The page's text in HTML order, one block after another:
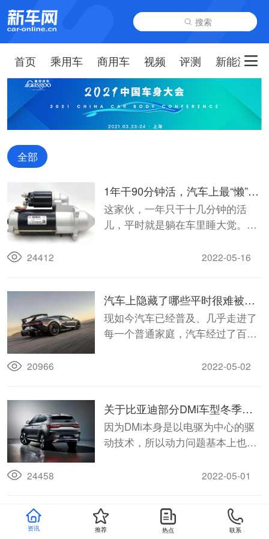
搜索
首页 乘用车 商用车 视频 评测 新能源
全部
1年干90分钟活，汽车上最“懒”的
零件就是它
这家伙，一年只干十几分钟的活
儿，平时就是躺在车里睡大觉。可
么“懒”还如此重要的家伙，它到底
24412 2022-05-16
汽车上隐藏了哪些平时很难被发
现，关键时却非常有用的配置？
现如今汽车已经普及、几乎走进了
每一个普通家庭，汽车经过了百余
端，而功能、配置也越来越丰富；
隐藏在不起眼的地方默默地做着本
职工作。
20966 2022-05-02
关于比亚迪部分DMi车型冬季油
耗大增和高速掉电失速谈谈改进
策略
因为DMi本身是以电驱为中心的驱
动技术，所以动力问题基本上也都
短板造成的，跟发动机关系不大。
24458 2022-05-01
盘点大众211发动机1.6L通病，
ea211发动机1.6L缺陷
大众ea211系列发动机除目前最流
资讯 推荐 热点 联系